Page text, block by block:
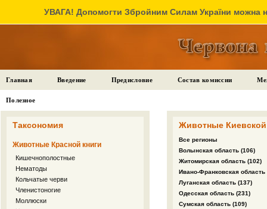
УВАГА! Допомогти Збройним Силам України можна
Главная Введение Предисловие Состав комиссии
Полезное
Таксономия
Животные Красной книги
Кишечнополостные
Нематоды
Кольчатые черви
Членистоногие
Моллюски
Животные Киевской
Все регионы
Волынская область (106)
Житомирская область (102)
Ивано-Франковская область
Луганская область (137)
Одесская область (231)
Сумская область (109)